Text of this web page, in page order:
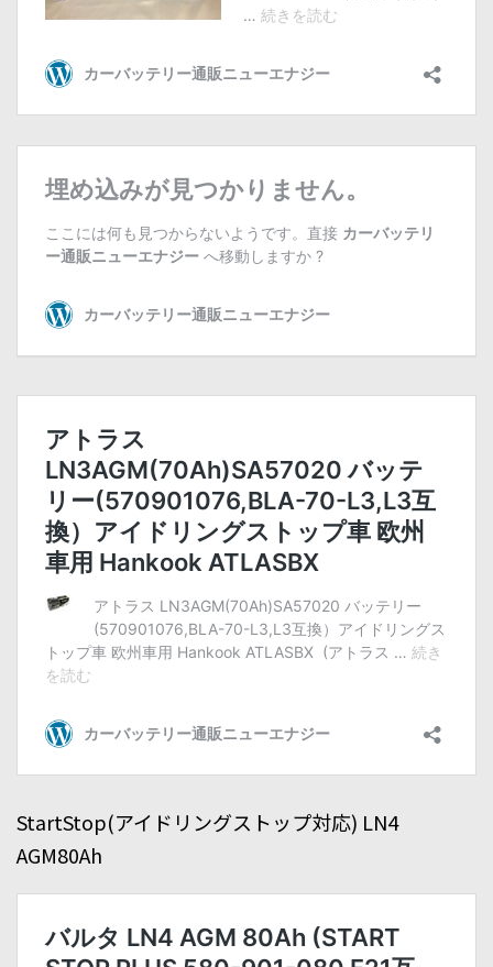
StartStop(アイドリングストップ対応) LN4
AGM80Ah